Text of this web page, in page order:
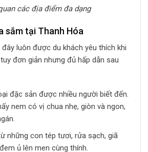
các địa điểm đa dạng
sắm tại Thanh Hóa
luôn được du khách yêu thích khi
đơn giản nhưng đủ hấp dẫn sau
đặc sản được nhiều người biết đến.
nem có vị chua nhẹ, giòn và ngon,
những con tép tươi, rửa sạch, giã
ủ lên men cùng thính.